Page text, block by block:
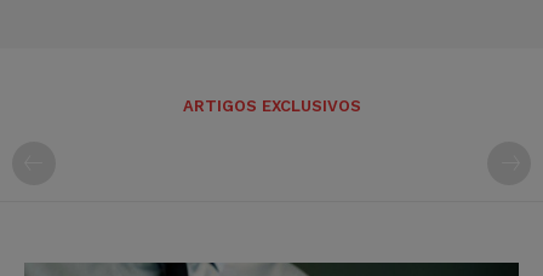
ARTIGOS EXCLUSIVOS